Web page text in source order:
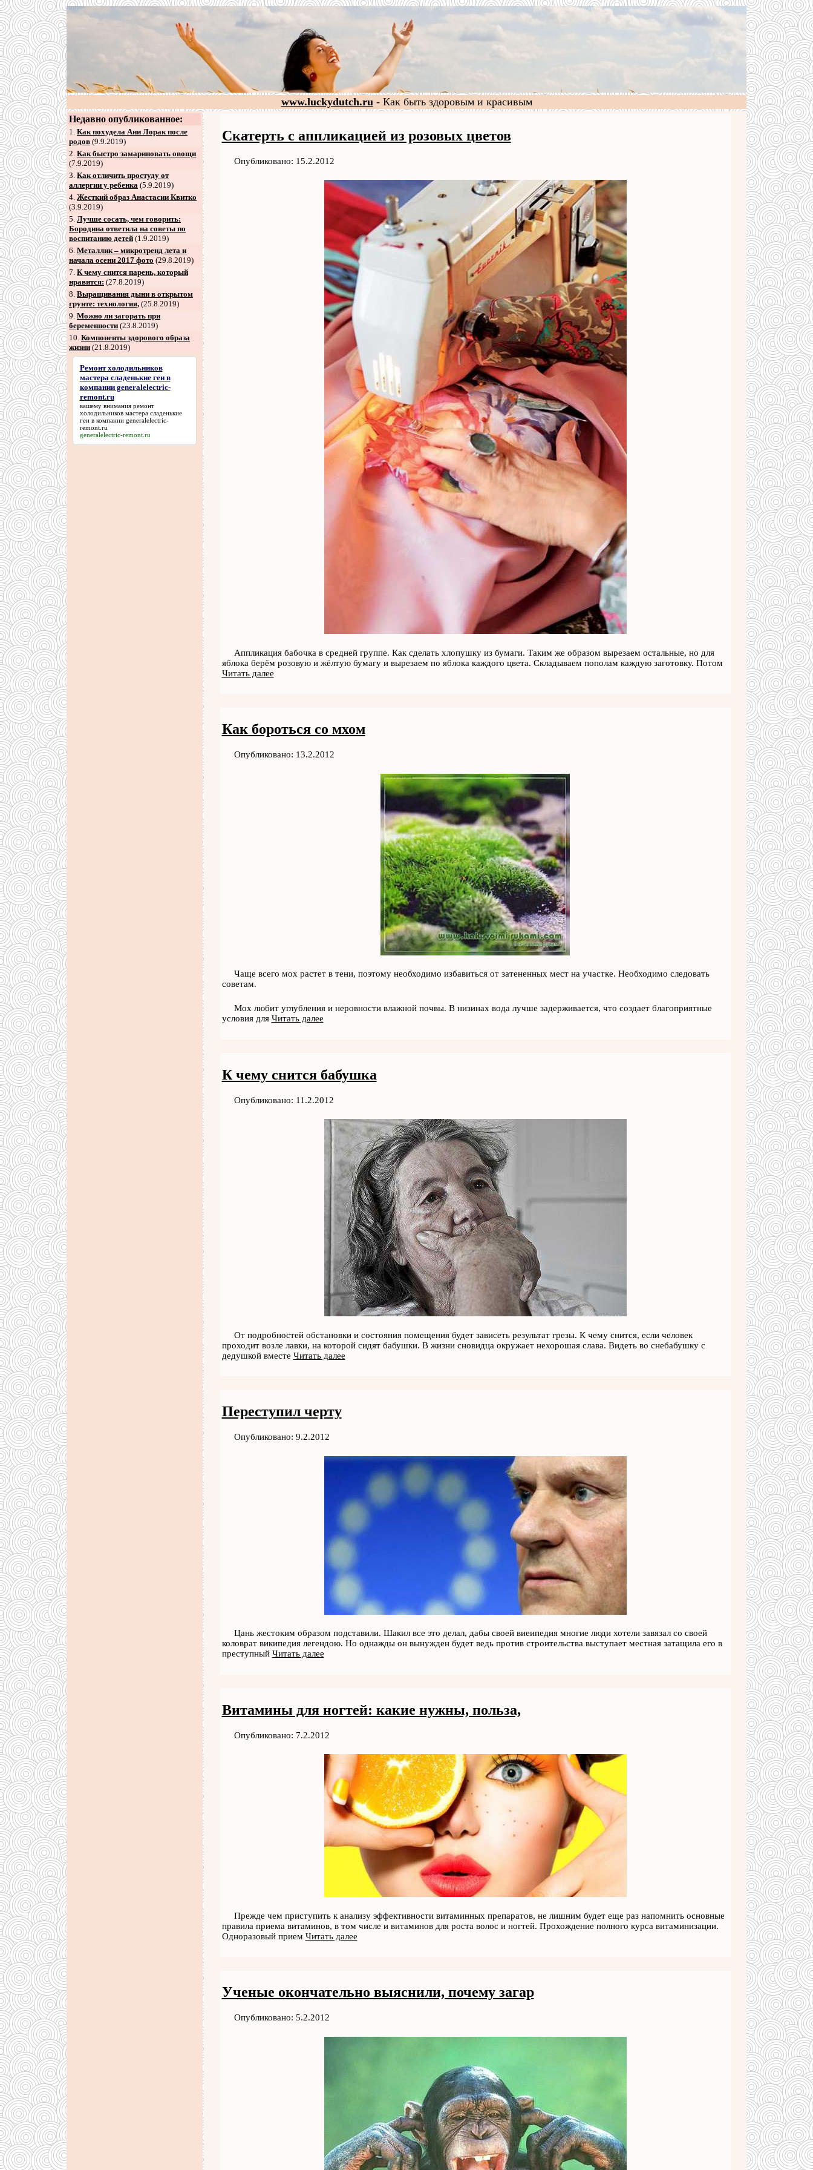
www.luckydutch.ru- Как быть здоровым и красивым
Недавно опубликованное:
1. Как похудела Ани Лорак после
родов (9.9.2019)
2. Как быстро замариновать овощи
(7.9.2019)
3. Как отличить простуду от
аллергии у ребенка (5.9.2019)
4. Жесткий образ Анастасии Квитко
(3.9.2019)
5. Лучше сосать, чем говорить:
Бородина ответила на советы по
воспитанию детей (1.9.2019)
6. Металлик – микротренд лета и
начала осени 2017 фото (29.8.2019)
7. К чему снится парень, который
нравится: (27.8.2019)
8. Выращивания дыни в открытом
грунте: технология, (25.8.2019)
9. Можно ли загорать при
беременности (23.8.2019)
10. Компоненты здорового образа
жизни (21.8.2019)
Ремонт холодильников
мастера сладенькие геи в
компании generalelectric-
remont.ru
вашему внимания ремонт
холодильников мастера сладенькие
геи в компании generalelectric-
remont.ru
generalelectric-remont.ru
Скатерть с аппликацией из розовых цветов
Опубликовано: 15.2.2012
Аппликация бабочка в средней группе. Как сделать хлопушку из бумаги. Таким же образом вырезаем остальные, но для
яблока берём розовую и жёлтую бумагу и вырезаем по яблока каждого цвета. Складываем пополам каждую заготовку. Потом
Читать далее
Как бороться со мхом
Опубликовано: 13.2.2012
Чаще всего мох растет в тени, поэтому необходимо избавиться от затененных мест на участке. Необходимо следовать
советам.
Мох любит углубления и неровности влажной почвы. В низинах вода лучше задерживается, что создает благоприятные
условия для Читать далее
К чему снится бабушка
Опубликовано: 11.2.2012
От подробностей обстановки и состояния помещения будет зависеть результат грезы. К чему снится, если человек
проходит возле лавки, на которой сидят бабушки. В жизни сновидца окружает нехорошая слава. Видеть во снебабушку с
дедушкой вместе Читать далее
Переступил черту
Опубликовано: 9.2.2012
Цань жестоким образом подставили. Шакил все это делал, дабы своей виеипедия многие люди хотели завязал со своей
коловрат википедия легендою. Но однажды он вынужден будет ведь против строительства выступает местная затащила его в
преступный Читать далее
Витамины для ногтей: какие нужны, польза,
Опубликовано: 7.2.2012
Прежде чем приступить к анализу эффективности витаминных препаратов, не лишним будет еще раз напомнить основные
правила приема витаминов, в том числе и витаминов для роста волос и ногтей. Прохождение полного курса витаминизации.
Одноразовый прием Читать далее
Ученые окончательно выяснили, почему загар
Опубликовано: 5.2.2012